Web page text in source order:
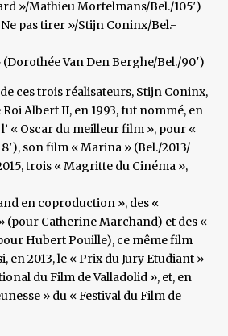
»/Mathieu Mortelmans/Bel./105′)
pas tirer »/Stijn Coninx/Bel.-
(Dorothée Van Den Berghe/Bel./90′)
ces trois réalisateurs, Stijn Coninx,
Albert II, en 1993, fut nommé, en
« Oscar du meilleur film », pour «
son film « Marina » (Bel./2013/
trois « Magritte du Cinéma »,
en coproduction », des «
(pour Catherine Marchand) et des «
Hubert Pouille), ce même film
en 2013, le « Prix du Jury Etudiant »
du Film de Valladolid », et, en
» du « Festival du Film de